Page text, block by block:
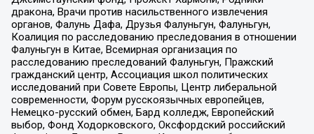
дракона, Врачи против насильственного извлечения
органов, Фалунь Дафа, Друзья Фалуньгун, Фалуньгун,
Коалиция по расследованию преследования в отношении
Фалуньгун в Китае, Всемирная организация по
расследованию преследований Фалуньгун, Пражский
гражданский центр, Ассоциация школ политических
исследований при Совете Европы, Центр либеральной
современности, Форум русскоязычных европейцев,
Немецко-русский обмен, Бард колледж, Европейский
выбор, Фонд Ходорковского, Оксфордский российский